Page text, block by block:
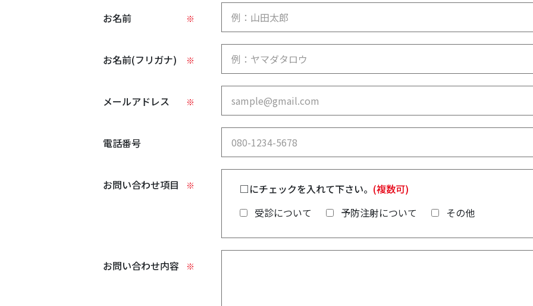
お名前 ※
お名前(フリガナ) ※
メールアドレス ※
電話番号
お問い合わせ項目 ※ □にチェックを入れて下さい。 (複数可)
受診について
予防注射について その他
お問い合わせ内容 ※